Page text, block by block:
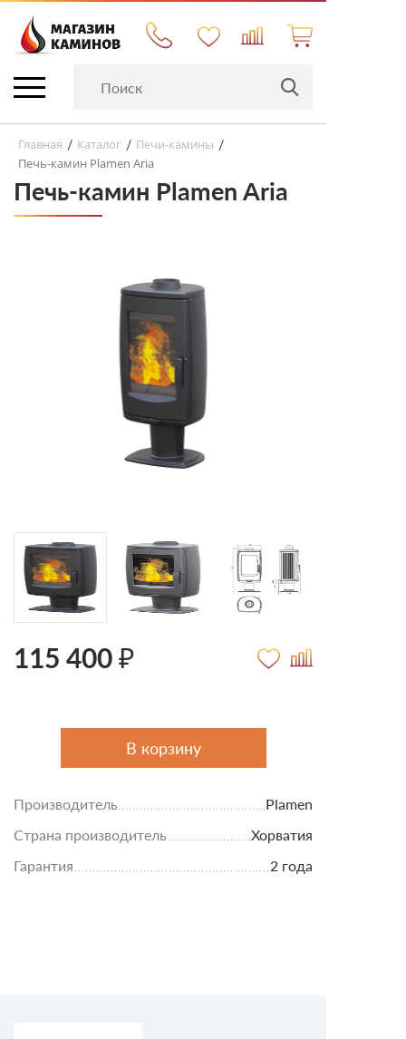
Главная / Каталог / Печи-камины /
Печь-камин Plamen Aria
Печь-камин Plamen Aria
115 400 ₽
В корзину
Производитель
Plamen
Страна производитель
Хорватия
Гарантия
2 года